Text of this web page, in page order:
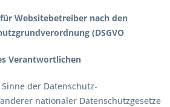
Websitebetreiber nach den
(DSGVO
Verantwortlichen
der Datenschutz-
nationaler Datenschutzgesetze